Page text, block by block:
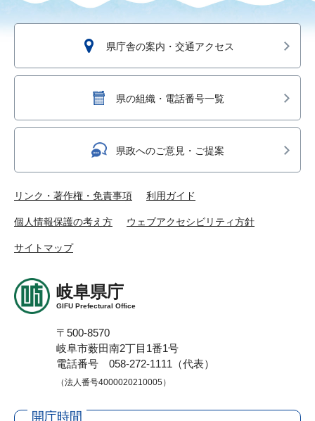
県庁舎の案内・交通アクセス
県の組織・電話番号一覧
県政へのご意見・ご提案
リンク・著作権・免責事項 利用ガイド
個人情報保護の考え方 ウェブアクセシビリティ方針
サイトマップ
岐阜県庁
GIFU Prefectural Office
〒500-8570
岐阜市薮田南2丁目1番1号
電話番号 058-272-1111（代表）
（法人番号4000020210005）
開庁時間